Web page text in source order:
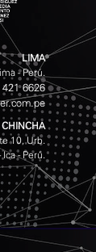
LIMA
- Perú.
421 6626
CHINCHA
10, Urb.
Ica - Perú.